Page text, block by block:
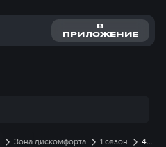
В
ПРИЛОЖЕНИЕ
Зона дискомфорта 1 сезон
4